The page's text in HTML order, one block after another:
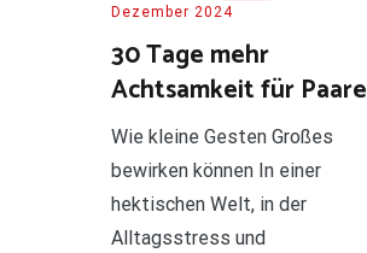
Dezember 2024
30 Tage mehr
Achtsamkeit für Paare
Wie kleine Gesten Großes
bewirken können In einer
hektischen Welt, in der
Alltagsstress und